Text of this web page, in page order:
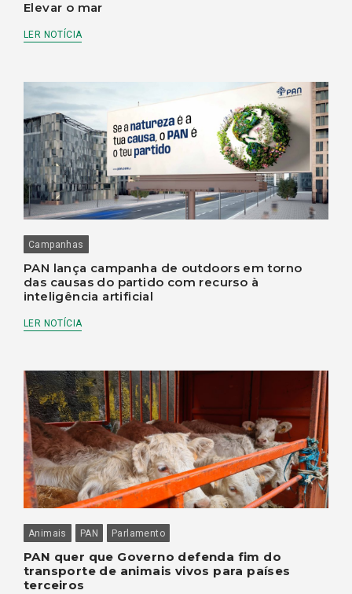
Elevar o mar
LER NOTÍCIA
Campanhas
PAN lança campanha de outdoors em torno
das causas do partido com recurso à
inteligência artificial
LER NOTÍCIA
Animais PAN Parlamento
PAN quer que Governo defenda fim do
transporte de animais vivos para países
terceiros